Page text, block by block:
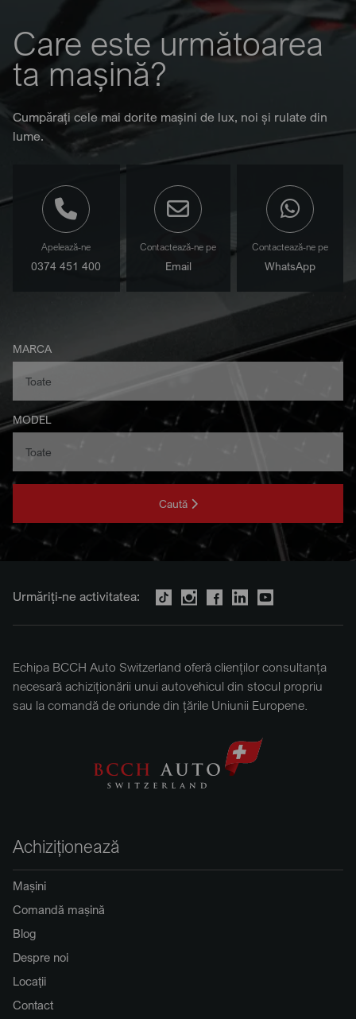
Care este următoarea
ta mașină?
Cumpărați cele mai dorite mașini de lux, noi și rulate din
lume.
Apelează-ne
0374 451 400
Contactează-ne pe
Email
Contactează-ne pe
WhatsApp
MARCA
MODEL
Caută
Urmăriți-ne activitatea:
Echipa BCCH Auto Switzerland oferă clienților consultanța
necesară achiziționării unui autovehicul din stocul propriu
sau la comandă de oriunde din țările Uniunii Europene.
Achiziționează
Mașini
Comandă mașină
Blog
Despre noi
Locații
Contact